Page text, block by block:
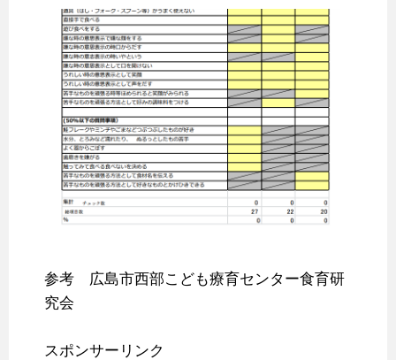
参考 広島市西部こども療育センター食育研
究会
スポンサーリンク